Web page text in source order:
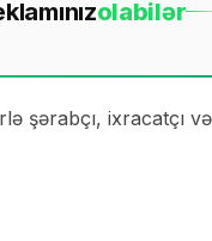
olabilər
şərabçı, ixracatçı